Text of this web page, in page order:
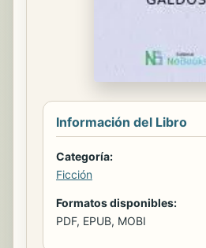
Información del Libro
Categoría:
Ficción
Formatos disponibles:
PDF, EPUB, MOBI